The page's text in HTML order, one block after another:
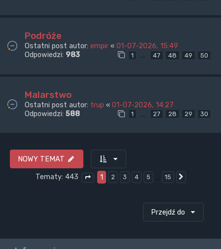
Podróże
Ostatni post autor: empir « 01-07-2026, 15:49
Odpowiedzi: 983 1 … 47 48 49 50
Malarstwo
Ostatni post autor: trup « 01-07-2026, 14:27
Odpowiedzi: 588 1 … 27 28 29 30
NOWY TEMAT
Tematy: 443
Strona1 z15
1 2 3 4 5 … 15
Przejdź do